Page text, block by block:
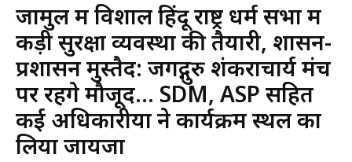
जामुल में विशाल हिंदू राष्ट्र धर्म सभा में
कड़ी सुरक्षा व्यवस्था की तैयारी, शासन-
प्रशासन मुस्तैद: जगद्गुरु शंकराचार्य मंच
पर रहेंगे मौजूद… SDM, ASP सहित
कई अधिकारीयों ने कार्यक्रम स्थल का
लिया जायजा